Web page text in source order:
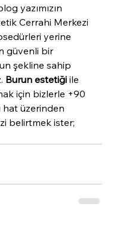
yazımızın
Cerrahi Merkezi
yerine
güvenli bir
şekline sahip
Burun estetiği ile
için bizlerle +90
hat üzerinden
belirtmek ister;